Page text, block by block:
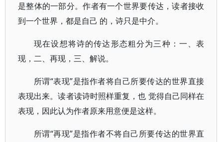
是整体的一部分。作者有一个世界要传达，读者接收
到一个世界，都是自己 的，诗只是中介。
现在设想将诗的传达形态粗分为三种：一、表
现，二、再现，三、解说。
所谓“表现”是指作者将自己所要传达的世界直接
表现出来。读者读诗时照样重复，也 觉得自己同样在
表现，因此认为作者原来用意便是这样。
所谓“再现”是指作者不将自己所要传达的世界直